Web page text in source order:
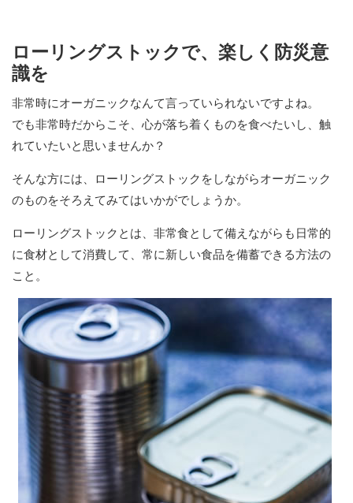
ローリングストックで、楽しく防災意
識を
非常時にオーガニックなんて言っていられないですよね。
でも非常時だからこそ、心が落ち着くものを食べたいし、触
れていたいと思いませんか？
そんな方には、ローリングストックをしながらオーガニック
のものをそろえてみてはいかがでしょうか。
ローリングストックとは、非常食として備えながらも日常的
に食材として消費して、常に新しい食品を備蓄できる方法の
こと。